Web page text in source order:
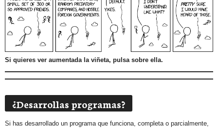
Si quieres ver aumentada la viñeta, pulsa sobre ella.
¿Desarrollas programas?
Si has desarrollado un programa que funciona, completa o parcialmente,